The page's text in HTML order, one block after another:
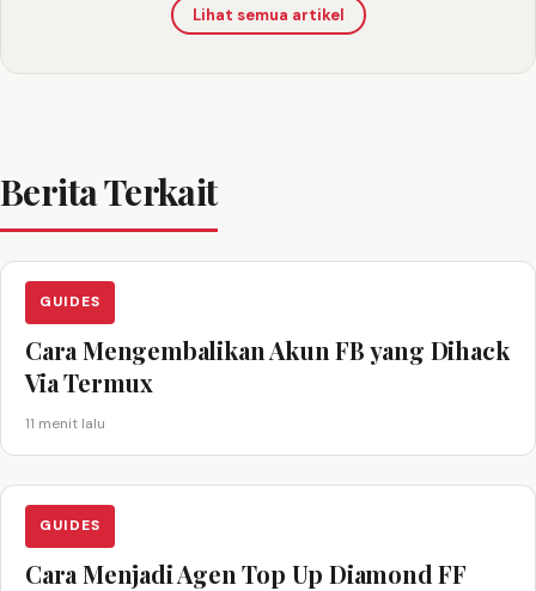
Lihat semua artikel
Berita Terkait
GUIDES
Cara Mengembalikan Akun FB yang Dihack
Via Termux
11 menit lalu
GUIDES
Cara Menjadi Agen Top Up Diamond FF